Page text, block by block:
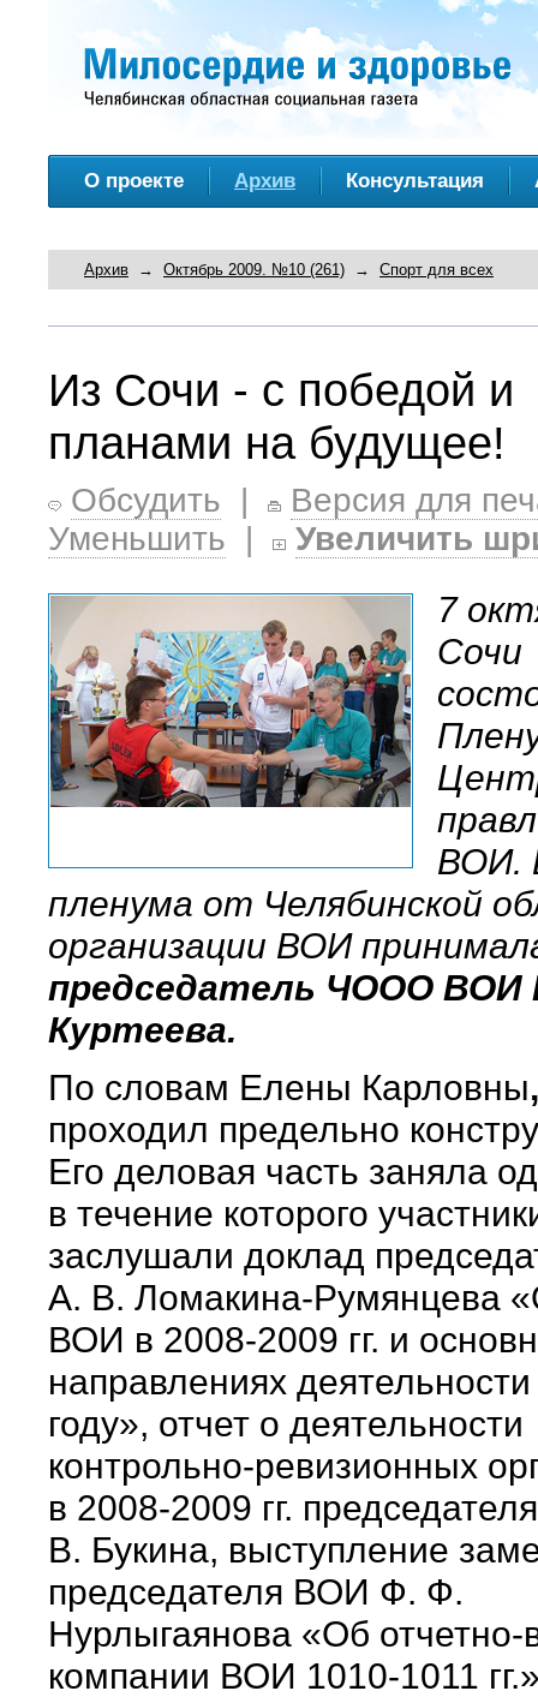
О проекте Архив Консультация
Архив → Октябрь 2009. №10 (261) → Спорт для всех
Из Сочи - с победой и
планами на будущее!
Обсудить |
Версия для
Уменьшить | Увеличить
7
Сочи
ВОИ.
пленума от Челябинской
организации ВОИ
председатель ЧООО ВОИ
Куртеева.
По словам Елены Карловны,
проходил предельно
Его деловая часть заняла
в течение которого
заслушали доклад
А. В. Ломакина-Румянцева
ВОИ в 2008-2009 гг. и
направлениях
году», отчет о деятельности
контрольно-ревизионных
в 2008-2009 гг.
В. Букина, выступление
председателя ВОИ Ф. Ф.
Нурлыгаянова «Об
компании ВОИ 1010-1011